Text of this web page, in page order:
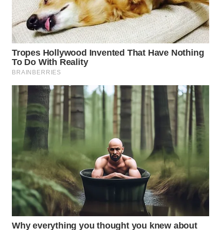
WN
TAPANULI
TENGAH
WN DELI
SERDANG
WN
TEBING
TINGGI
PAKPAK
WN
KARAWANG
BEKASI